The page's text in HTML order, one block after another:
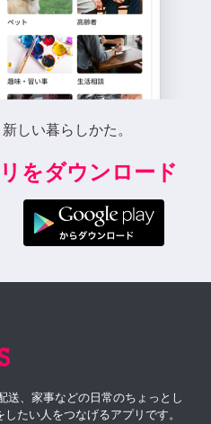
しい暮らしかた。
をダウンロード
送、家事などの日常のちょっとし
たい人をつなげるアプリです。